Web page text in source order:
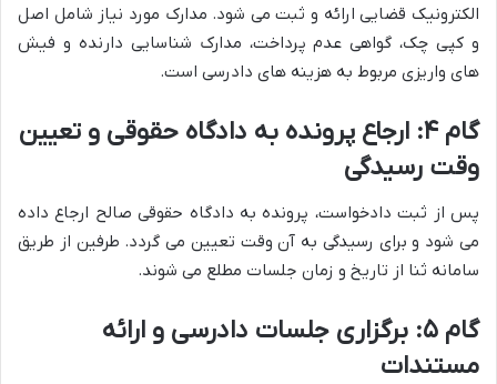
الکترونیک قضایی ارائه و ثبت می شود. مدارک مورد نیاز شامل اصل
و کپی چک، گواهی عدم پرداخت، مدارک شناسایی دارنده و فیش
های واریزی مربوط به هزینه های دادرسی است.
گام ۴: ارجاع پرونده به دادگاه حقوقی و تعیین
وقت رسیدگی
پس از ثبت دادخواست، پرونده به دادگاه حقوقی صالح ارجاع داده
می شود و برای رسیدگی به آن وقت تعیین می گردد. طرفین از طریق
سامانه ثنا از تاریخ و زمان جلسات مطلع می شوند.
گام ۵: برگزاری جلسات دادرسی و ارائه
مستندات